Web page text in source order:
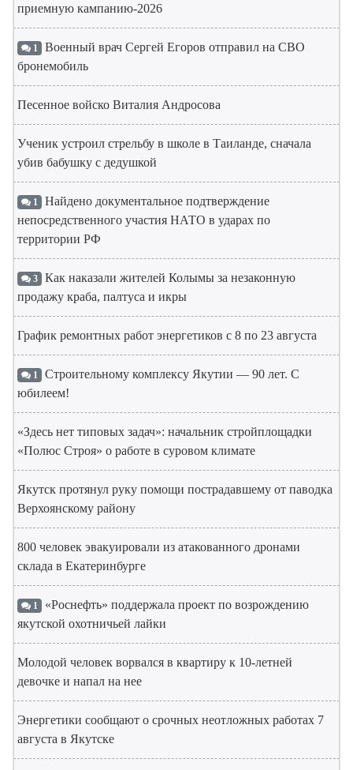
приемную кампанию-2026
1 Военный врач Сергей Егоров отправил на СВО
бронемобиль
Песенное войско Виталия Андросова
Ученик устроил стрельбу в школе в Таиланде, сначала
убив бабушку с дедушкой
1 Найдено документальное подтверждение
непосредственного участия НАТО в ударах по
территории РФ
3 Как наказали жителей Колымы за незаконную
продажу краба, палтуса и икры
График ремонтных работ энергетиков с 8 по 23 августа
1 Строительному комплексу Якутии — 90 лет. С
юбилеем!
«Здесь нет типовых задач»: начальник стройплощадки
«Полюс Строя» о работе в суровом климате
Якутск протянул руку помощи пострадавшему от паводка
Верхоянскому району
800 человек эвакуировали из атакованного дронами
склада в Екатеринбурге
1 «Роснефть» поддержала проект по возрождению
якутской охотничьей лайки
Молодой человек ворвался в квартиру к 10-летней
девочке и напал на нее
Энергетики сообщают о срочных неотложных работах 7
августа в Якутске